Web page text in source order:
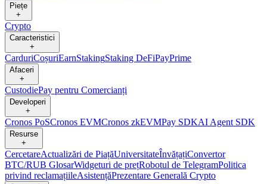
Piețe
+
Crypto
Caracteristici
+
CarduriCoșuriEarnStakingStaking DeFiPayPrime
Afaceri
+
CustodiePay pentru Comercianți
Developeri
+
Cronos PoSCronos EVMCronos zkEVMPay SDKAI Agent SDK
Resurse
+
CercetareActualizări de PiațăUniversitateÎnvățațiConvertor
BTC/RUB GlosarWidgeturi de prețRobotul de TelegramPolitica
privind reclamațiileAsistențăPrezentare Generală Crypto